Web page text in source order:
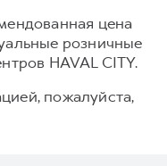
цена
розничные
HAVAL CITY.
пожалуйста,